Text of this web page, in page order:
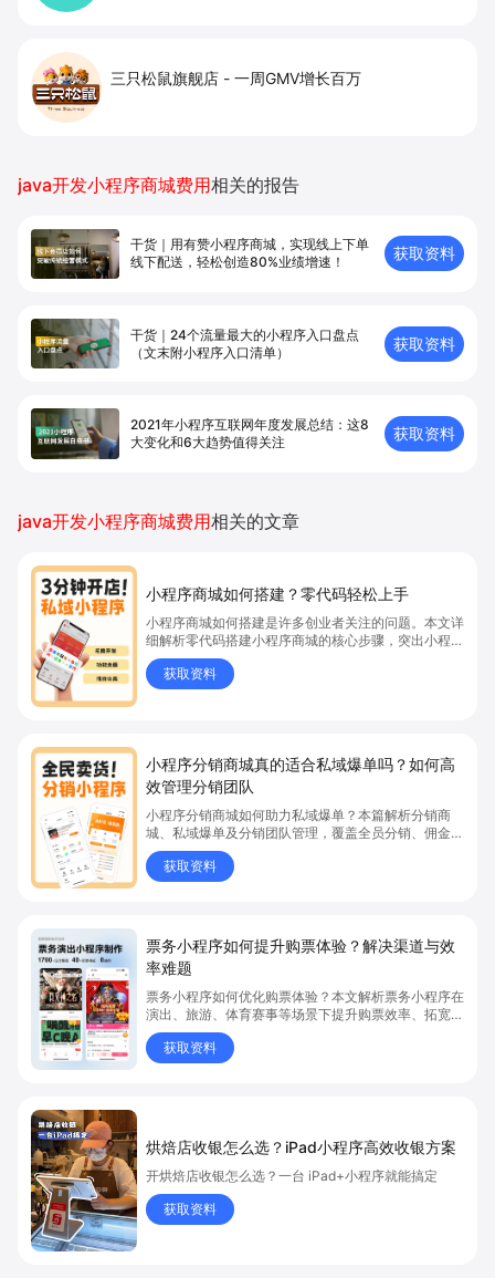
三只松鼠旗舰店 - 一周GMV增长百万
java开发小程序商城费用相关的报告
干货｜用有赞小程序商城，实现线上下单
线下配送，轻松创造80%业绩增速！
获取资料
干货｜24个流量最大的小程序入口盘点
（文末附小程序入口清单）
获取资料
2021年小程序互联网年度发展总结：这8
大变化和6大趋势值得关注
获取资料
java开发小程序商城费用相关的文章
小程序商城如何搭建？零代码轻松上手
小程序商城如何搭建是许多创业者关注的问题。本文详
细解析零代码搭建小程序商城的核心步骤，突出小程序
商城、商城搭建与零代码开店优势，帮助你轻松实现商
品上架、全渠道销售及高效会员运营，快速开启线上卖
货新模式。点击获取详细操作指南！
获取资料
小程序分销商城真的适合私域爆单吗？如何高
效管理分销团队
小程序分销商城如何助力私域爆单？本篇解析分销商
城、私域爆单及分销团队管理，覆盖全员分销、佣金结
算、企微绑定等场景，帮助品牌和商家高效管理分销团
队，实现分销业绩持续增长。立即了解分销商城核心功
能，点击获取私域运营新思路。
获取资料
票务小程序如何提升购票体验？解决渠道与效
率难题
票务小程序如何优化购票体验？本文解析票务小程序在
演出、旅游、体育赛事等场景下提升购票效率、拓宽销
售渠道、实现会员精准营销的具体方式。关键词包括
“票务小程序”、“购票体验”、“购票效率”。
获取资料
烘焙店收银怎么选？iPad小程序高效收银方案
开烘焙店收银怎么选？一台 iPad+小程序就能搞定
获取资料